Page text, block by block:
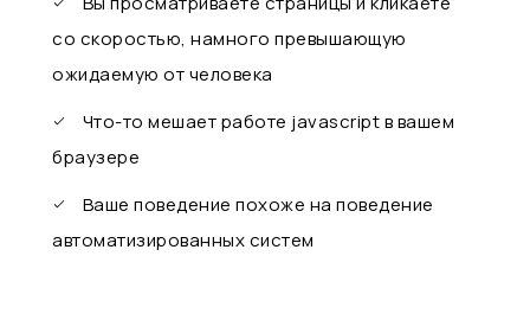
со скоростью, намного превышающую
ожидаемую от человека
Что-то мешает работе javascript в вашем
браузере
Ваше поведение похоже на поведение
автоматизированных систем